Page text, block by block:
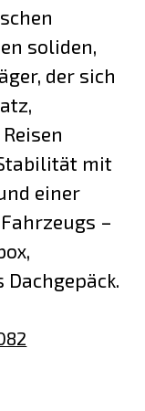
soliden,
der sich
mit
einer
–